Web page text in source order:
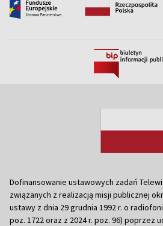
Dofinansowanie ustawowych zadań
związanych z realizacją misji publicznej
ustawy z dnia 29 grudnia 1992 r. o
poz. 1722 oraz z 2024 r. poz. 96) poprzez